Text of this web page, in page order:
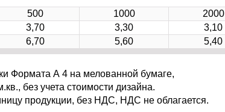
500 1000
2000
3,70 3,30
3,10
6,70 5,60 5,40
Формата А 4 на мелованной бумаге,
без учета стоимости дизайна.
продукции, без НДС, НДС не облагается.